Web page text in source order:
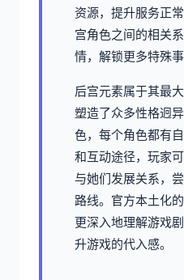
资源，提升服务正
宫角色之间的相关
情，解锁更多特殊事
后宫元素属于其最
塑造了众多性格迥
色，每个角色都有
和互动途径，玩家
与她们发展关系，
路线。官方本土化
更深入地理解游戏
升游戏的代入感。